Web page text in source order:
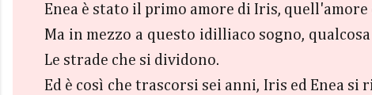
Enea è stato il primo amore di Iris,
Ma in mezzo a questo idilliaco sogno,
Le strade che si dividono.
Ed è così che trascorsi sei anni, Iris ed Enea